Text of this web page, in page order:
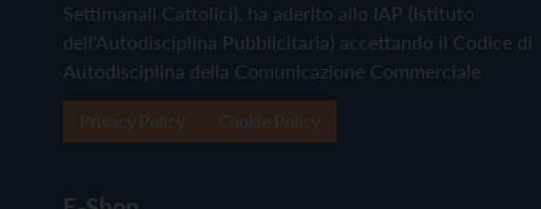
Settimanali Cattolici), ha aderito allo IAP (Istituto
dell'Autodisciplina Pubblicitaria) accettando il Codice di
Autodisciplina della Comunicazione Commerciale